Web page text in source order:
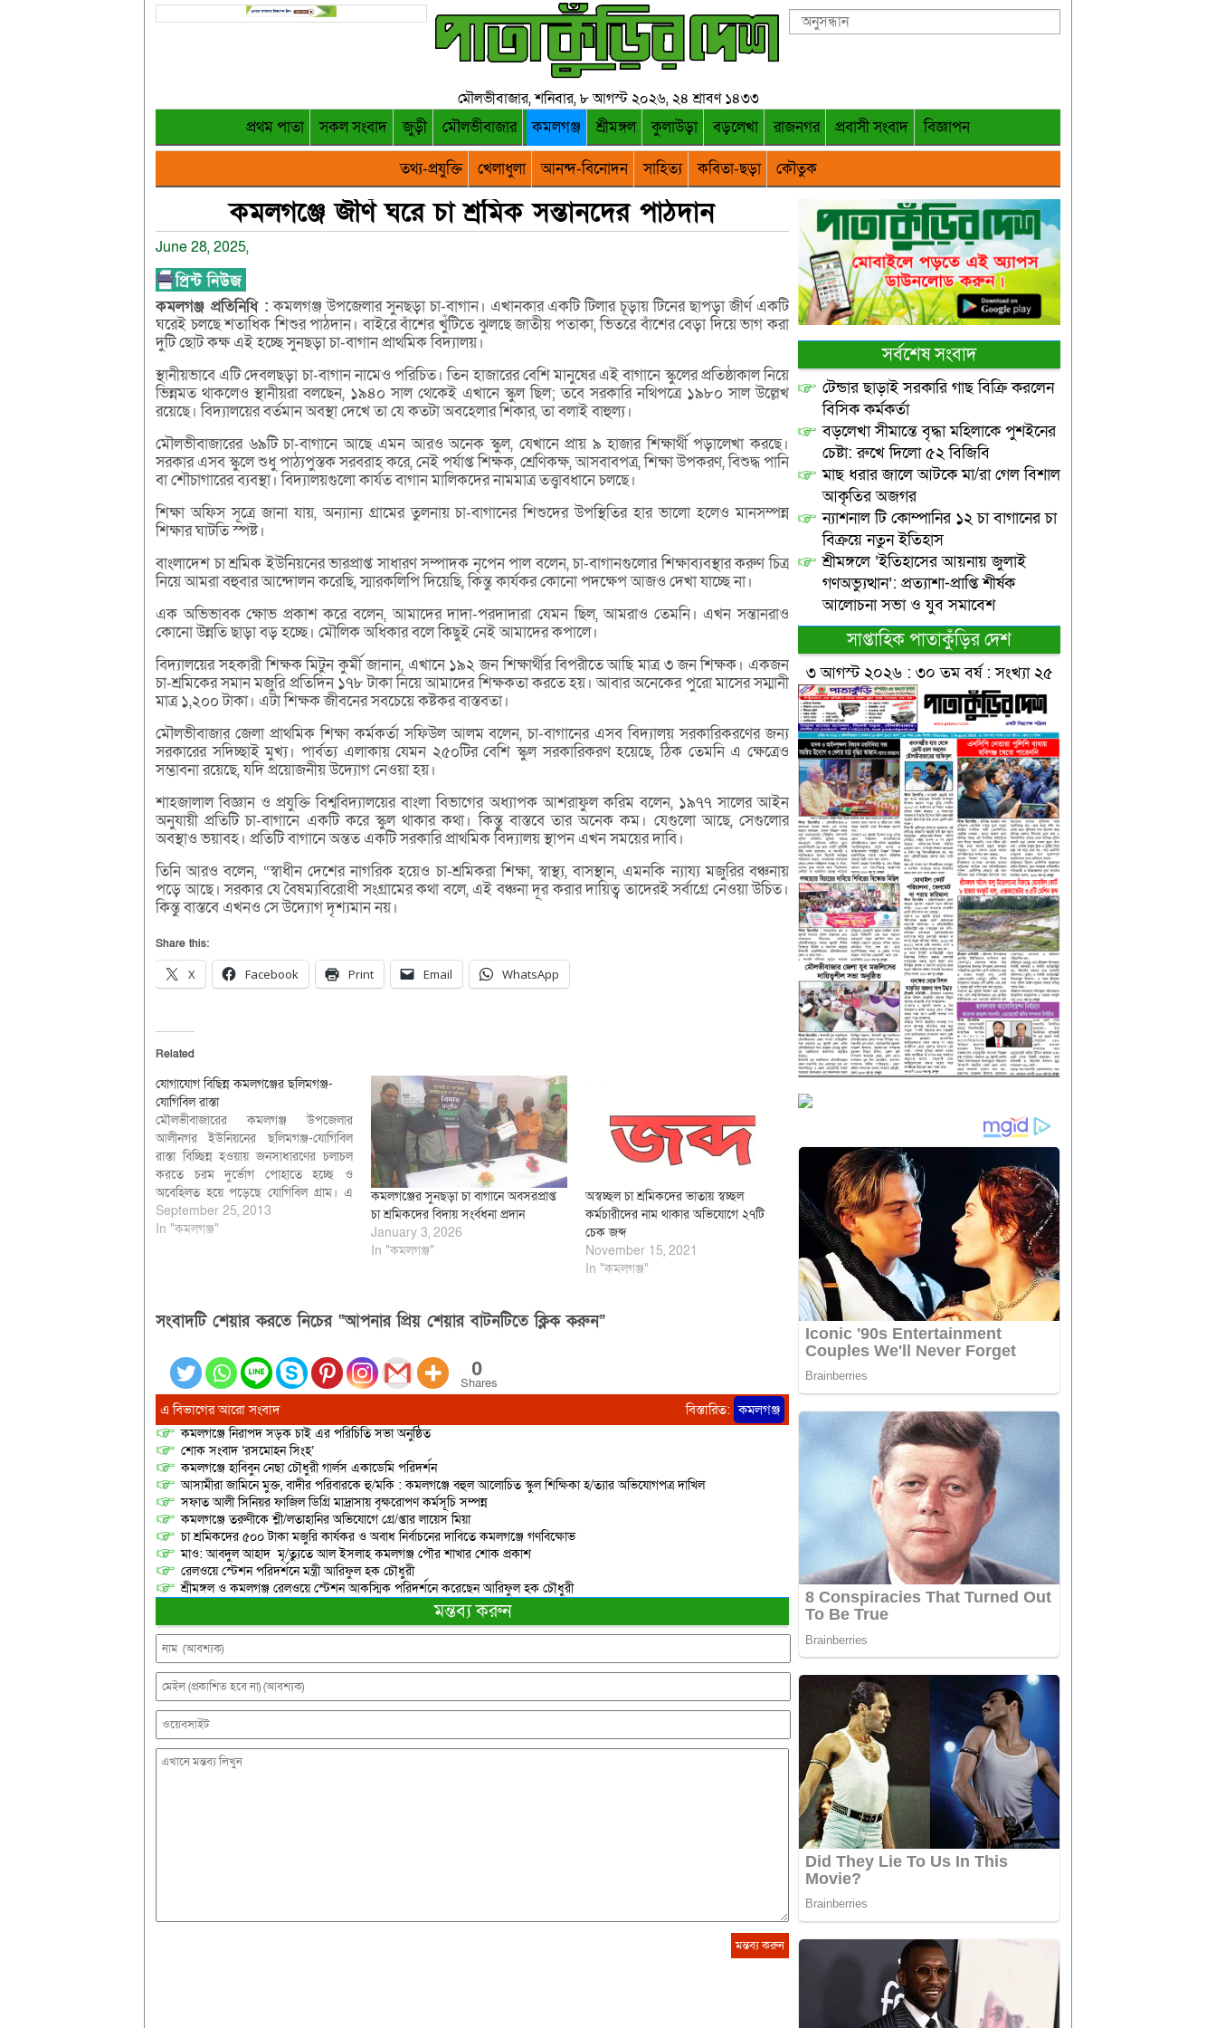
মৌলভীবাজার, শনিবার, ৮ আগস্ট ২০২৬, ২৪ শ্রাবণ ১৪৩৩
প্রথম পাতা সকল সংবাদ জুড়ী মৌলভীবাজার কমলগঞ্জ শ্রীমঙ্গল কুলাউড়া বড়লেখা রাজনগর প্রবাসী সংবাদ
বিজ্ঞাপন
তথ্য-প্রযুক্তি
খেলাধুলা আনন্দ-বিনোদন সাহিত্য কবিতা-ছড়া কৌতুক
কমলগঞ্জে জীর্ণ ঘরে চা শ্রমিক সন্তানদের পাঠদান
June 28, 2025,
কমলগঞ্জ প্রতিনিধি : কমলগঞ্জ উপজেলার সুনছড়া চা-বাগান। এখানকার একটি টিলার চূড়ায় টিনের ছাপড়া জীর্ণ একটি
ঘরেই চলছে শতাধিক শিশুর পাঠদান। বাইরে বাঁশের খুঁটিতে ঝুলছে জাতীয় পতাকা, ভিতরে বাঁশের বেড়া দিয়ে ভাগ করা
দুটি ছোট কক্ষ এই হচ্ছে সুনছড়া চা-বাগান প্রাথমিক বিদ্যালয়।
স্থানীয়ভাবে এটি দেবলছড়া চা-বাগান নামেও পরিচিত। তিন হাজারের বেশি মানুষের এই বাগানে স্কুলের প্রতিষ্ঠাকাল নিয়ে
ভিন্নমত থাকলেও স্থানীয়রা বলছেন, ১৯৪০ সাল থেকেই এখানে স্কুল ছিল; তবে সরকারি নথিপত্রে ১৯৮০ সাল উল্লেখ
রয়েছে। বিদ্যালয়ের বর্তমান অবস্থা দেখে তা যে কতটা অবহেলার শিকার, তা বলাই বাহুল্য।
মৌলভীবাজারের ৬৯টি চা-বাগানে আছে এমন আরও অনেক স্কুল, যেখানে প্রায় ৯ হাজার শিক্ষার্থী পড়ালেখা করছে।
সরকার এসব স্কুলে শুধু পাঠ্যপুস্তক সরবরাহ করে, নেই পর্যাপ্ত শিক্ষক, শ্রেণিকক্ষ, আসবাবপত্র, শিক্ষা উপকরণ, বিশুদ্ধ পানি
বা শৌচাগারের ব্যবস্থা। বিদ্যালয়গুলো কার্যত বাগান মালিকদের নামমাত্র তত্ত্বাবধানে চলছে।
শিক্ষা অফিস সূত্রে জানা যায়, অন্যান্য গ্রামের তুলনায় চা-বাগানের শিশুদের উপস্থিতির হার ভালো হলেও মানসম্পন্ন
শিক্ষার ঘাটতি স্পষ্ট।
বাংলাদেশ চা শ্রমিক ইউনিয়নের ভারপ্রাপ্ত সাধারণ সম্পাদক নৃপেন পাল বলেন, চা-বাগানগুলোর শিক্ষাব্যবস্থার করুণ চিত্র
নিয়ে আমরা বহুবার আন্দোলন করেছি, স্মারকলিপি দিয়েছি, কিন্তু কার্যকর কোনো পদক্ষেপ আজও দেখা যাচ্ছে না।
এক অভিভাবক ক্ষোভ প্রকাশ করে বলেন, আমাদের দাদা-পরদাদারা যেমন ছিল, আমরাও তেমনি। এখন সন্তানরাও
কোনো উন্নতি ছাড়া বড় হচ্ছে। মৌলিক অধিকার বলে কিছুই নেই আমাদের কপালে।
বিদ্যালয়ের সহকারী শিক্ষক মিটুন কুর্মী জানান, এখানে ১৯২ জন শিক্ষার্থীর বিপরীতে আছি মাত্র ৩ জন শিক্ষক। একজন
চা-শ্রমিকের সমান মজুরি প্রতিদিন ১৭৮ টাকা নিয়ে আমাদের শিক্ষকতা করতে হয়। আবার অনেকের পুরো মাসের সম্মানী
মাত্র ১,২০০ টাকা। এটা শিক্ষক জীবনের সবচেয়ে কষ্টকর বাস্তবতা।
মৌলভীবাজার জেলা প্রাথমিক শিক্ষা কর্মকর্তা সফিউল আলম বলেন, চা-বাগানের এসব বিদ্যালয় সরকারিকরণের জন্য
সরকারের সদিচ্ছাই মুখ্য। পার্বত্য এলাকায় যেমন ২৫০টির বেশি স্কুল সরকারিকরণ হয়েছে, ঠিক তেমনি এ ক্ষেত্রেও
সম্ভাবনা রয়েছে, যদি প্রয়োজনীয় উদ্যোগ নেওয়া হয়।
শাহজালাল বিজ্ঞান ও প্রযুক্তি বিশ্ববিদ্যালয়ের বাংলা বিভাগের অধ্যাপক আশরাফুল করিম বলেন, ১৯৭৭ সালের আইন
অনুযায়ী প্রতিটি চা-বাগানে একটি করে স্কুল থাকার কথা। কিন্তু বাস্তবে তার অনেক কম। যেগুলো আছে, সেগুলোর
অবস্থাও ভয়াবহ। প্রতিটি বাগানে অন্তত একটি সরকারি প্রাথমিক বিদ্যালয় স্থাপন এখন সময়ের দাবি।
তিনি আরও বলেন, “স্বাধীন দেশের নাগরিক হয়েও চা-শ্রমিকরা শিক্ষা, স্বাস্থ্য, বাসস্থান, এমনকি ন্যায্য মজুরির বঞ্চনায়
পড়ে আছে। সরকার যে বৈষম্যবিরোধী সংগ্রামের কথা বলে, এই বঞ্চনা দূর করার দায়িত্ব তাদেরই সর্বাগ্রে নেওয়া উচিত।
কিন্তু বাস্তবে এখনও সে উদ্যোগ দৃশ্যমান নয়।
Share this:
X Facebook Print Email WhatsApp
Related
যোগাযোগ বিছিন্ন কমলগঞ্জের ছলিমগঞ্জ-
যোগিবিল রাস্তা
মৌলভীবাজারের কমলগঞ্জ উপজেলার
আলীনগর ইউনিয়নের ছলিমগঞ্জ-যোগিবিল
রাস্তা বিচ্ছিন্ন হওয়ায় জনসাধারণের চলাচল
করতে চরম দুর্ভোগ পোহাতে হচ্ছে ও
অবেহিলত হয়ে পড়েছে যোগিবিল গ্রাম। এ
ব্যাপারে এলাকাবাসীর পক্ষ থেকে বার বার
উর্ধ্বতন কতৃপক্ষের কাছে আবেদন করা
September 25, 2013
In "কমলগঞ্জ"
কমলগঞ্জের সুনছড়া চা বাগানে অবসরপ্রাপ্ত
চা শ্রমিকদের বিদায় সংর্বধনা প্রদান
January 3, 2026
In "কমলগঞ্জ"
অস্বচ্ছল চা শ্রমিকদের ভাতায় স্বচ্ছল
কর্মচারীদের নাম থাকার অভিযোগে ২৭টি
চেক জব্দ
November 15, 2021
In "কমলগঞ্জ"
সংবাদটি শেয়ার করতে নিচের “আপনার প্রিয় শেয়ার বাটনটিতে ক্লিক করুন”
0
Shares
এ বিভাগের আরো সংবাদ বিস্তারিত: কমলগঞ্জ
কমলগঞ্জে নিরাপদ সড়ক চাই এর পরিচিতি সভা অনুষ্ঠিত
শোক সংবাদ ‘রসমোহন সিংহ’
কমলগঞ্জে হাবিবুন নেছা চৌধুরী গার্লস একাডেমি পরিদর্শন
আসামীরা জামিনে মুক্ত, বাদীর পরিবারকে হু/মকি : কমলগঞ্জে বহুল আলোচিত স্কুল শিক্ষিকা হ/ত্যার অভিযোগপত্র দাখিল
সফাত আলী সিনিয়র ফাজিল ডিগ্রি মাদ্রাসায় বৃক্ষরোপণ কর্মসূচি সম্পন্ন
কমলগঞ্জে তরুণীকে শ্লী/লতাহানির অভিযোগে গ্রে/প্তার লায়েস মিয়া
চা শ্রমিকদের ৫০০ টাকা মজুরি কার্যকর ও অবাধ নির্বাচনের দাবিতে কমলগঞ্জে গণবিক্ষোভ
মাও: আবদুল আহাদ মৃ/ত্যুতে আল ইসলাহ কমলগঞ্জ পৌর শাখার শোক প্রকাশ
রেলওয়ে স্টেশন পরিদর্শনে মন্ত্রী আরিফুল হক চৌধুরী
শ্রীমঙ্গল ও কমলগঞ্জ রেলওয়ে স্টেশন আকস্মিক পরিদর্শনে করেছেন আরিফুল হক চৌধুরী
মন্তব্য করুন
সর্বশেষ সংবাদ
টেন্ডার ছাড়াই সরকারি গাছ বিক্রি করলেন
বিসিক কর্মকর্তা
বড়লেখা সীমান্তে বৃদ্ধা মহিলাকে পুশইনের
চেষ্টা: রুখে দিলো ৫২ বিজিবি
মাছ ধরার জালে আটকে মা/রা গেল বিশাল
আকৃতির অজগর
ন্যাশনাল টি কোম্পানির ১২ চা বাগানের চা
বিক্রয়ে নতুন ইতিহাস
শ্রীমঙ্গলে ‘ইতিহাসের আয়নায় জুলাই
গণঅভ্যুত্থান’: প্রত্যাশা-প্রাপ্তি শীর্ষক
আলোচনা সভা ও যুব সমাবেশ
সাপ্তাহিক পাতাকুঁড়ির দেশ
৩ আগস্ট ২০২৬ : ৩০ তম বর্ষ : সংখ্যা ২৫